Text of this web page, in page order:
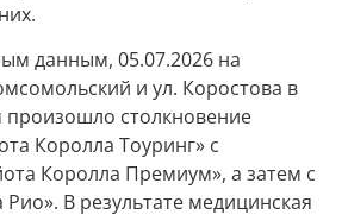
данным, 05.07.2026 на
и ул. Коростова в
столкновение
Королла Тоуринг» с
Королла Премиум», а затем с
В результате медицинская